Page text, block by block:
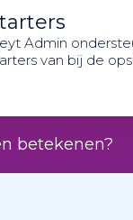
Admin
van bij de
betekenen?